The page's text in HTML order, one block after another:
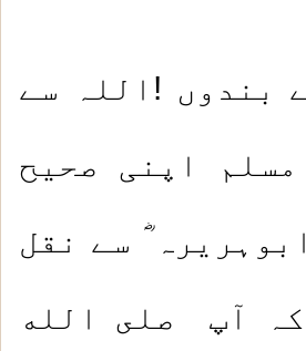
بندوں !اللہ سے
مسلم اپنی صحیح
سے نقل
آپ صلى الله